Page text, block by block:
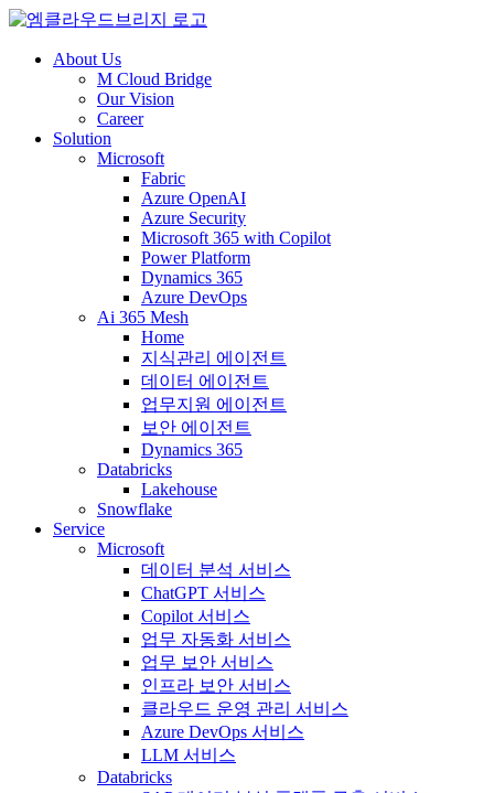
About Us
M Cloud Bridge
Our Vision
Career
Solution
Microsoft
Fabric
Azure OpenAI
Azure Security
Microsoft 365 with Copilot
Power Platform
Dynamics 365
Azure DevOps
Ai 365 Mesh
Home
지식관리 에이전트
데이터 에이전트
업무지원 에이전트
보안 에이전트
Dynamics 365
Databricks
Lakehouse
Snowflake
Service
Microsoft
데이터 분석 서비스
ChatGPT 서비스
Copilot 서비스
업무 자동화 서비스
업무 보안 서비스
인프라 보안 서비스
클라우드 운영 관리 서비스
Azure DevOps 서비스
LLM 서비스
Databricks